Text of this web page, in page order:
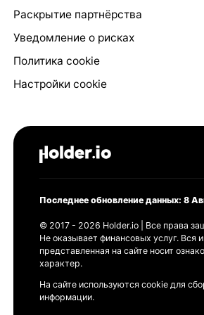
Раскрытие партнёрства
Уведомление о рисках
Политика cookie
Настройки cookie
Последнее обновление данных: 8
© 2017 - 2026 Holder.io | Все права
Не оказывает финансовых услуг. Вся
представленная на сайте носит
характер.
На сайте используются cookie для
информации.